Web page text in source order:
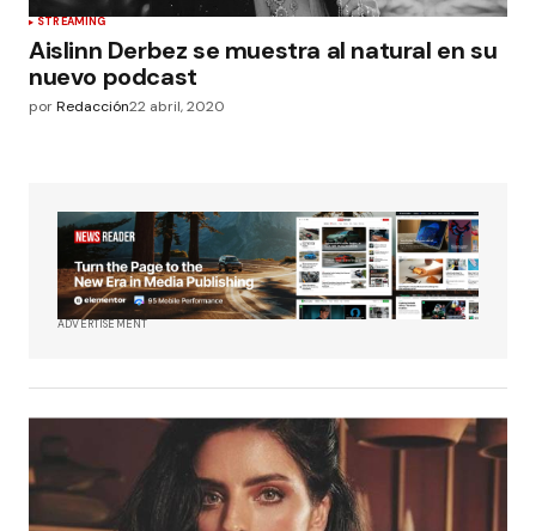
STREAMING
Aislinn Derbez se muestra al natural en su
nuevo podcast
porRedacción22 abril, 2020
ADVERTISEMENT